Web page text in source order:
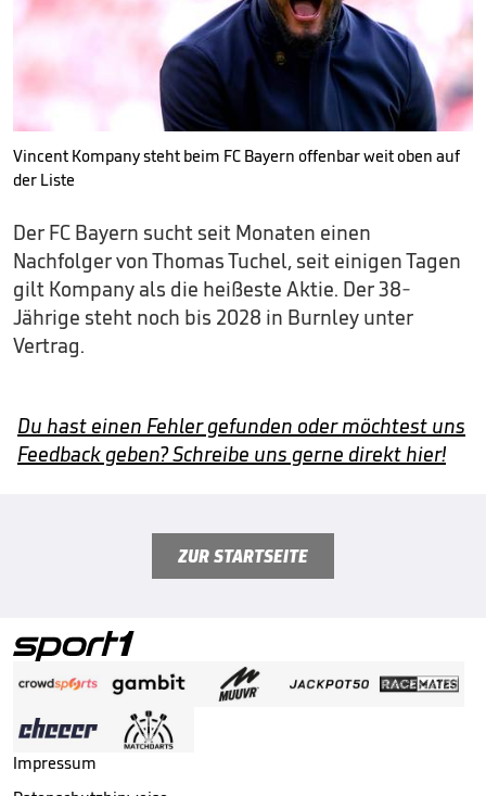
Vincent Kompany steht beim FC Bayern offenbar weit oben auf
der Liste
Der FC Bayern sucht seit Monaten einen
Nachfolger von Thomas Tuchel, seit einigen Tagen
gilt Kompany als die heißeste Aktie. Der 38-
Jährige steht noch bis 2028 in Burnley unter
Vertrag.
Du hast einen Fehler gefunden oder möchtest uns
Feedback geben? Schreibe uns gerne direkt hier!
ZUR STARTSEITE
Impressum